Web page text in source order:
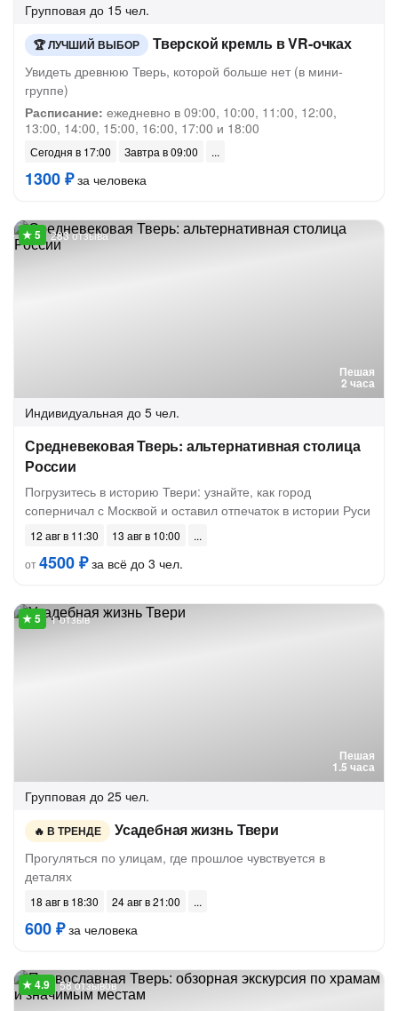
Групповая до 15 чел.
ЛУЧШИЙ ВЫБОР Тверской кремль в VR-очках
Увидеть древнюю Тверь, которой больше нет (в мини-
группе)
Расписание: ежедневно в 09:00, 10:00, 11:00, 12:00,
13:00, 14:00, 15:00, 16:00, 17:00 и 18:00
Сегодня в 17:00 Завтра в 09:00
1300 ₽за человека
Пешая
2 часа
283 отзыва
Индивидуальная до 5 чел.
Средневековая Тверь: альтернативная столица
России
Погрузитесь в историю Твери: узнайте, как город
соперничал с Москвой и оставил отпечаток в истории Руси
12 авг в 11:30
13 авг в 10:00
от4500 ₽за всё до 3 чел.
Пешая
1.5 часа
1 отзыв
Групповая до 25 чел.
В ТРЕНДЕ Усадебная жизнь Твери
Прогуляться по улицам, где прошлое чувствуется в
деталях
18 авг в 18:30 24 авг в 21:00
600 ₽за человека
58 отзывов